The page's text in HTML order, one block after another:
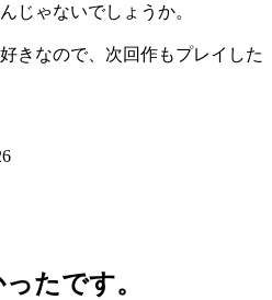
じゃないでしょうか。
きなので、次回作もプレイした
たです。